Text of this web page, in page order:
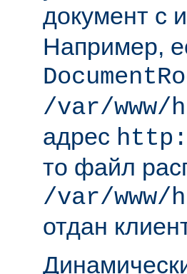
документ с
Например,
/var/www/
адрес
то файл
/var/www/
отдан